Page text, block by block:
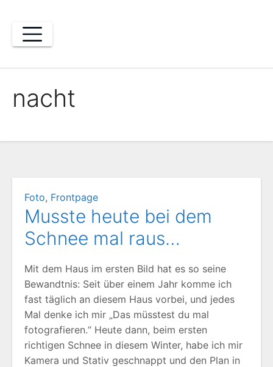
springen
nacht
Foto, Frontpage
Musste heute bei dem
Schnee mal raus…
Mit dem Haus im ersten Bild hat es so seine
Bewandtnis: Seit über einem Jahr komme ich
fast täglich an diesem Haus vorbei, und jedes
Mal denke ich mir „Das müsstest du mal
fotografieren.“ Heute dann, beim ersten
richtigen Schnee in diesem Winter, habe ich mir
Kamera und Stativ geschnappt und den Plan in